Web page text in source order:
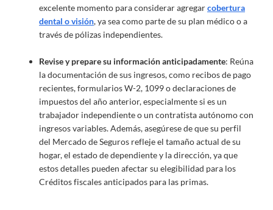
excelente momento para considerar agregarcobertura
dental o visión, ya sea como parte de su plan médico o a
través de pólizas independientes.
Revise y prepare su información anticipadamente: Reúna
la documentación de sus ingresos, como recibos de pago
recientes, formularios W-2, 1099 o declaraciones de
impuestos del año anterior, especialmente si es un
trabajador independiente o un contratista autónomo con
ingresos variables. Además, asegúrese de que su perfil
del Mercado de Seguros refleje el tamaño actual de su
hogar, el estado de dependiente y la dirección, ya que
estos detalles pueden afectar su elegibilidad para los
Créditos fiscales anticipados para las primas.